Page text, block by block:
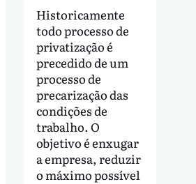
Historicamente
todo processo de
privatização é
precedido de um
processo de
precarização das
condições de
trabalho. O
objetivo é enxugar
a empresa, reduzir
o máximo possível